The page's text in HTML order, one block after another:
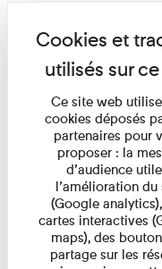
Ce site web
cookies déposés
partenaires pour
proposer : la
d’audience
l’amélioration du
(Google
cartes interactives
maps), des
partage sur les